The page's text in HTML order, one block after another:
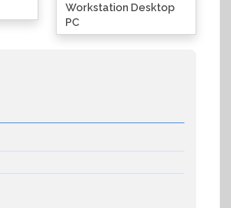
Workstation Desktop
PC